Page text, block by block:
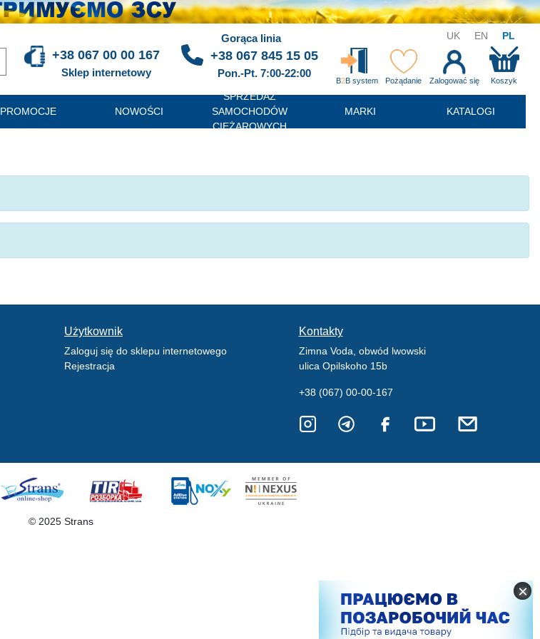
UK EN PL
+38 067 00 00 167
Sklep internetowy
Gorąca linia
+38 067 845 15 05
Pon.-Pt. 7:00-22:00
B2B system Pożądanie Zalogować się Koszyk
PROMOCJE NOWOŚCI
SPRZEDAŻ
SAMOCHODÓW
CIĘŻAROWYCH
MARKI KATALOGI
Użytkownik
Zaloguj się do sklepu internetowego
Rejestracja
Kontakty
Zimna Voda, obwód lwowski
ulica Opilskoho 15b
+38 (067) 00-00-167
© 2025 Strans
×